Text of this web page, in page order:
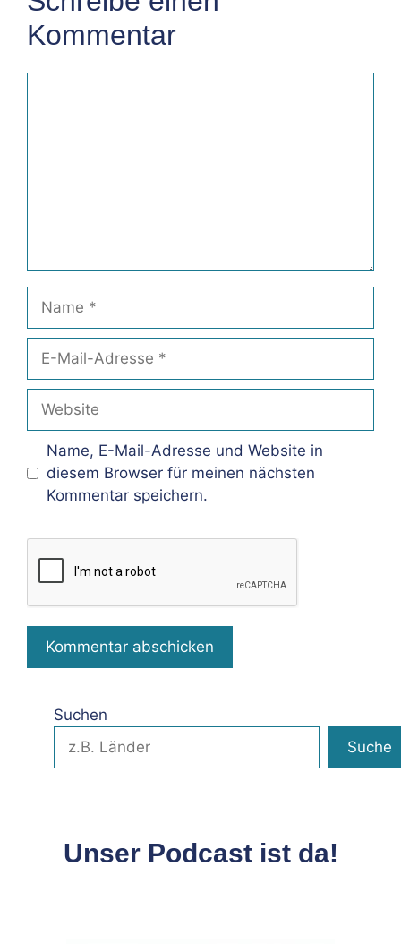
Kommentar
Mail-
Adresse
Name, E-Mail-Adresse und Website in
diesem Browser für meinen nächsten
Kommentar speichern.
Suchen
Suche
Unser Podcast ist da!